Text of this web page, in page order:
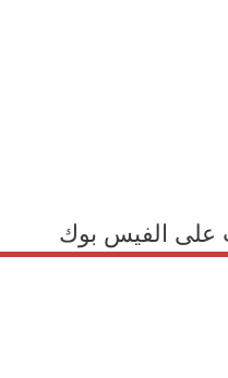
على الفيس بوك